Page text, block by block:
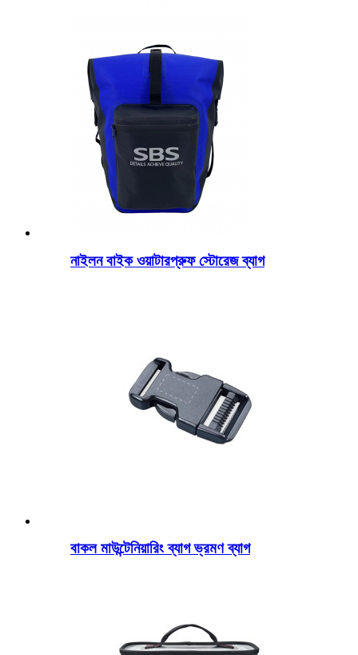
নাইলন বাইক ওয়াটারপ্রুফ স্টোরেজ ব্যাগ
বাকল মাউন্টেনিয়ারিং ব্যাগ ভ্রমণ ব্যাগ